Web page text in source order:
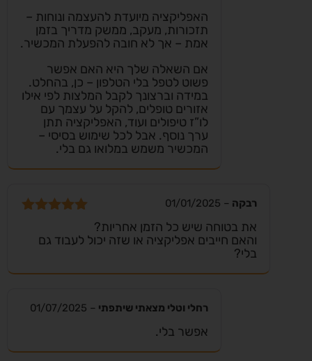
האפליקציה מיועדת להעצמה ונוחות –
תזכורות, מעקב, ממשק מדריך בזמן
אמת – אך לא חובה להפעלת המכשיר‎.
אם השאלה שלך היא האם אפשר
פשוט לטפל בלי הטלפון – כן, בהחלט.
במידה וברצונך לקבל המלצות לפי אילו
אזורים טופלים, להקל על עצמך עם
לו”ז טיפולים ועוד, האפליקציה תתן
ערך נוסף. אבל לכל שימוש בסיסי –
המכשיר משמש במלואו גם בלי.
5
רבקה –
01/01/2025
את בטוחה שיש כל הזמן אחריות?
והאם חייבים אפליקציה או שזה יכול לעבוד גם
בלי?
רחלי וטלי מצאתי שיתפתי –
01/07/2025
אפשר בלי.